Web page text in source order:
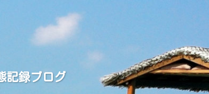
記録ブログ